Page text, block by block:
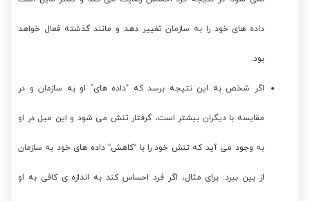
داده های خود را به سازمان تغییر دهد و مانند گذشته فعال خواهد
بود.
اگر شخص به این نتیجه برسد که “داده های” او به سازمان و در
مقایسه با دیگران بیشتر است، گرفتار تنش می شود و این میل در او
به وجود می آید که تنش خود را با “کاهش” داده های خود به سازمان
از بین ببرد. برای مثال، اگر فرد احساس کند به اندازه ی کافی به او